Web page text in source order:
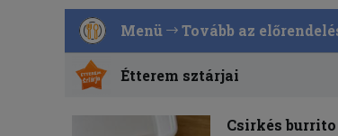
Menü Tovább az
Étterem sztárjai
Csirkés burrito